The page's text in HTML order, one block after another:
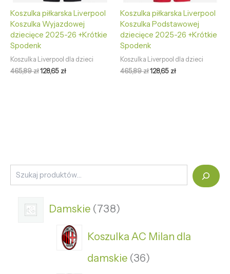
Damskie 738
Koszulka AC Milan dla
damskie 36
Koszulka piłkarska Liverpool
Koszulka Wyjazdowej
dziecięce 2025-26 +Krótkie
Spodenk
Koszulka Liverpool dla dzieci
465,89zł128,65 zł
Koszulka piłkarska Liverpool
Koszulka Podstawowej
dziecięce 2025-26 +Krótkie
Spodenk
Koszulka Liverpool dla dzieci
465,89zł128,65 zł